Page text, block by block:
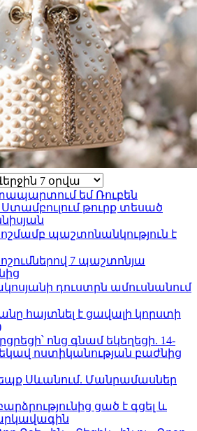
եմ Ռուբեն
Ստամբուլում թուրք տեսած
պաշտոնանկություն է
7 պաշտոնյա
դուստրն ամուսնանում
հայտնել է ցավալի կորստի
ոնց գնամ եկեղեցի. 14-
ոստիկանության բաժնից
Սևանում. Մանրամասներ
ցած է գցել և